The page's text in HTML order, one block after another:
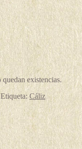
existencias.
Etiqueta:Cáliz